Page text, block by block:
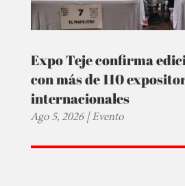
Expo Teje confirma
con más de 110
internacionales
Ago 5, 2026|Evento